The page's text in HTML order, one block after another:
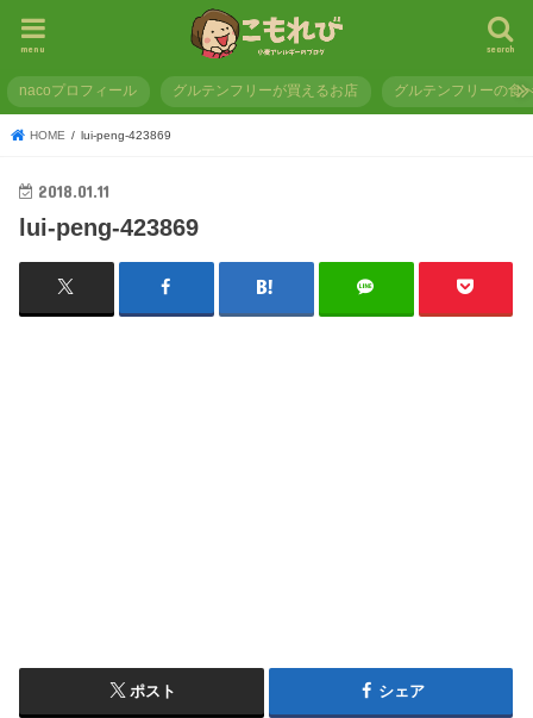
search
menu
nacoプロフィール グルテンフリーが買えるお店 グルテンフリーの食
HOME lui-peng-423869
2018.01.11
lui-peng-423869
ポスト シェア